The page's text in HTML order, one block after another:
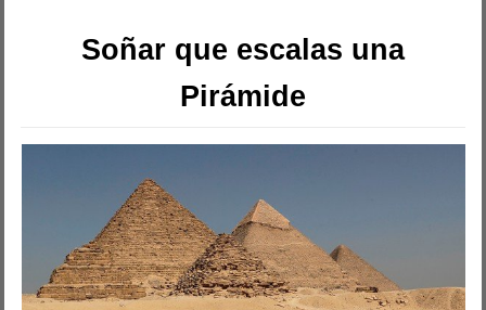
Soñar que escalas una
Pirámide